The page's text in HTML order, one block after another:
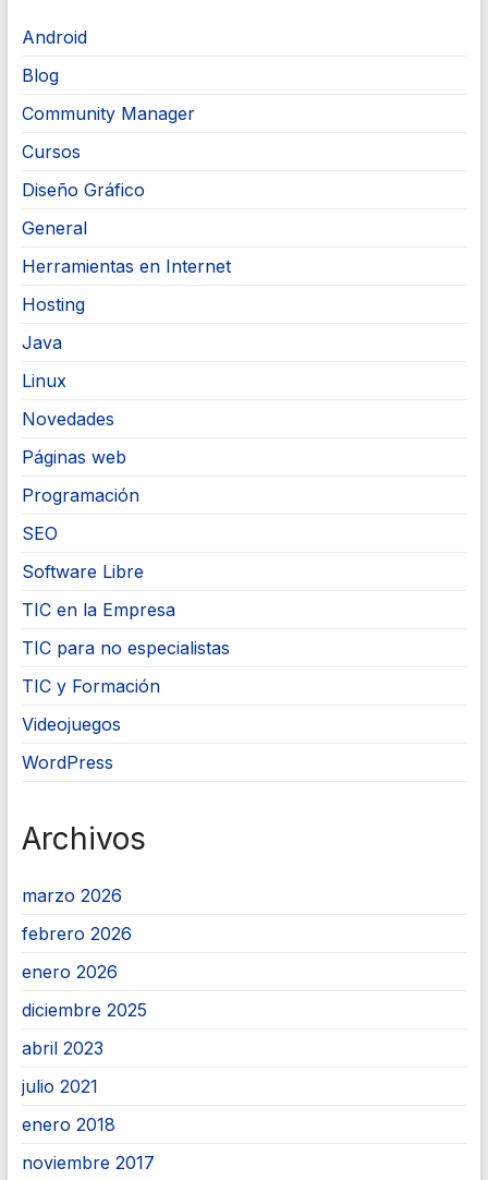
Android
Blog
Community Manager
Cursos
Diseño Gráfico
General
Herramientas en Internet
Hosting
Java
Linux
Novedades
Páginas web
Programación
SEO
Software Libre
TIC en la Empresa
TIC para no especialistas
TIC y Formación
Videojuegos
WordPress
Archivos
marzo 2026
febrero 2026
enero 2026
diciembre 2025
abril 2023
julio 2021
enero 2018
noviembre 2017